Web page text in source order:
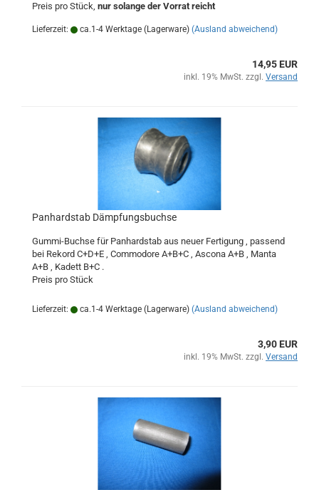
Preis pro Stück, nur solange der Vorrat reicht
Lieferzeit: ca.1-4 Werktage (Lagerware) (Ausland abweichend)
14,95 EUR
inkl. 19% MwSt. zzgl. Versand
Panhardstab Dämpfungsbuchse
Gummi-Buchse für Panhardstab aus neuer Fertigung , passend
bei Rekord C+D+E , Commodore A+B+C , Ascona A+B , Manta
A+B , Kadett B+C .
Preis pro Stück
Lieferzeit: ca.1-4 Werktage (Lagerware) (Ausland abweichend)
3,90 EUR
inkl. 19% MwSt. zzgl. Versand